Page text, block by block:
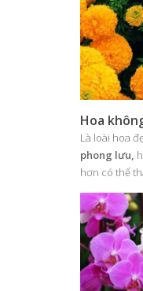
Hoa
Là loài hoa
phong lưu,
hơn có thể